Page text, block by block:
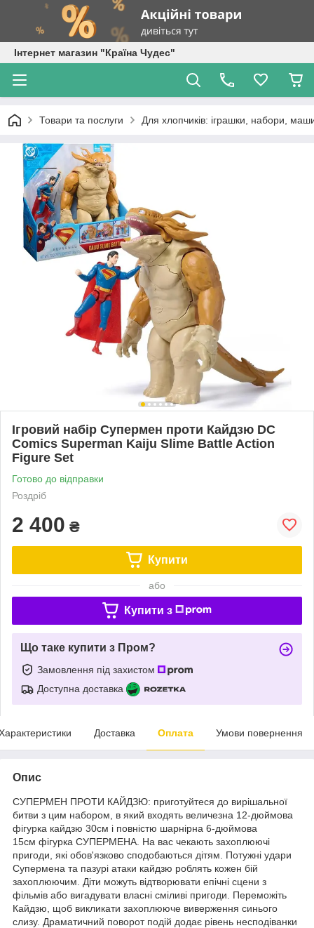
Інтернет магазин "Країна Чудес"
Товари та послуги Для хлопчиків: іграшки, набори,
Ігровий набір Супермен проти Кайдзю DC
Comics Superman Kaiju Slime Battle Action
Figure Set
Готово до відправки
Роздріб
2 400 ₴
Купити
або
Купити з
Що таке купити з Пром?
Замовлення під захистом
Доступна доставка
Доставка Оплата Умови повернення
Опис
СУПЕРМЕН ПРОТИ КАЙДЗЮ: приготуйтеся до вирішальної
битви з цим набором, в який входять величезна 12-дюймова
фігурка кайдзю 30см і повністю шарнірна 6-дюймова
15см фігурка СУПЕРМЕНА. На вас чекають захоплюючі
пригоди, які обов'язково сподобаються дітям. Потужні удари
Супермена та пазурі атаки кайдзю роблять кожен бій
захоплюючим. Діти можуть відтворювати епічні сцени з
фільмів або вигадувати власні сміливі пригоди. Переможіть
Кайдзю, щоб викликати захоплююче виверження синього
слизу. Драматичний поворот подій додає рівень несподіванки